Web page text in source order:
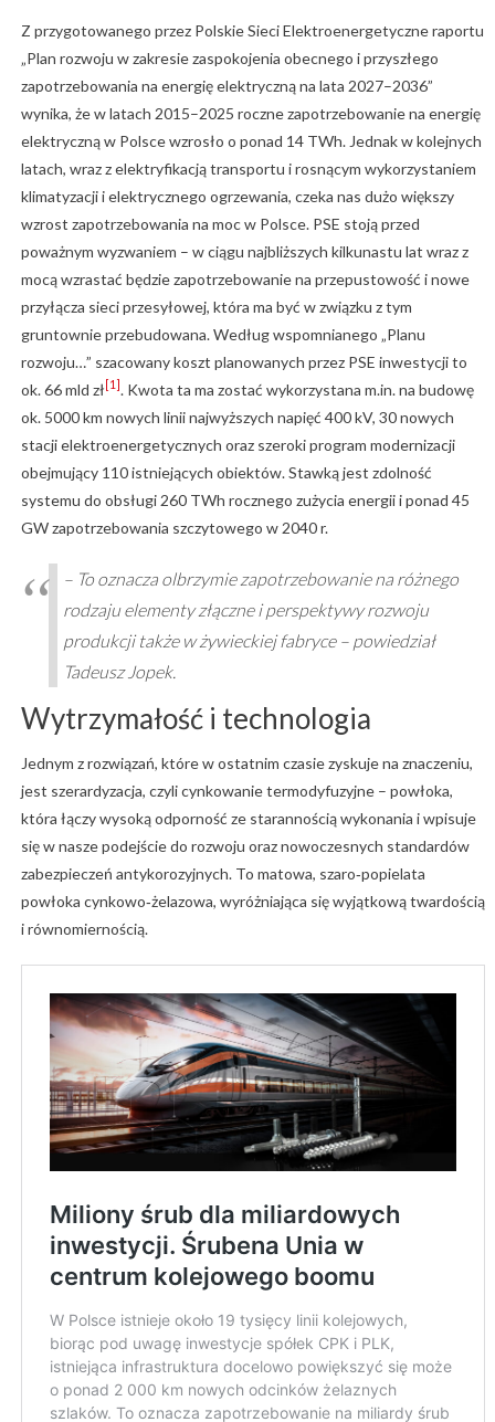
Z przygotowanego przez Polskie Sieci Elektroenergetyczne raportu
„Plan rozwoju w zakresie zaspokojenia obecnego i przyszłego
zapotrzebowania na energię elektryczną na lata 2027–2036”
wynika, że w latach 2015–2025 roczne zapotrzebowanie na energię
elektryczną w Polsce wzrosło o ponad 14 TWh. Jednak w kolejnych
latach, wraz z elektryfikacją transportu i rosnącym wykorzystaniem
klimatyzacji i elektrycznego ogrzewania, czeka nas dużo większy
wzrost zapotrzebowania na moc w Polsce. PSE stoją przed
poważnym wyzwaniem – w ciągu najbliższych kilkunastu lat wraz z
mocą wzrastać będzie zapotrzebowanie na przepustowość i nowe
przyłącza sieci przesyłowej, która ma być w związku z tym
gruntownie przebudowana. Według wspomnianego „Planu
rozwoju…” szacowany koszt planowanych przez PSE inwestycji to
ok. 66 mld zł [1] . Kwota ta ma zostać wykorzystana m.in. na budowę
ok. 5000 km nowych linii najwyższych napięć 400 kV, 30 nowych
stacji elektroenergetycznych oraz szeroki program modernizacji
obejmujący 110 istniejących obiektów. Stawką jest zdolność
systemu do obsługi 260 TWh rocznego zużycia energii i ponad 45
GW zapotrzebowania szczytowego w 2040 r.
– To oznacza olbrzymie zapotrzebowanie na różnego
rodzaju elementy złączne i perspektywy rozwoju
produkcji także w żywieckiej fabryce – powiedział
Tadeusz Jopek.
Wytrzymałość i technologia
Jednym z rozwiązań, które w ostatnim czasie zyskuje na znaczeniu,
jest szerardyzacja, czyli cynkowanie termodyfuzyjne – powłoka,
która łączy wysoką odporność ze starannością wykonania i wpisuje
się w nasze podejście do rozwoju oraz nowoczesnych standardów
zabezpieczeń antykorozyjnych. To matowa, szaro‑popielata
powłoka cynkowo‑żelazowa, wyróżniająca się wyjątkową twardością
i równomiernością.